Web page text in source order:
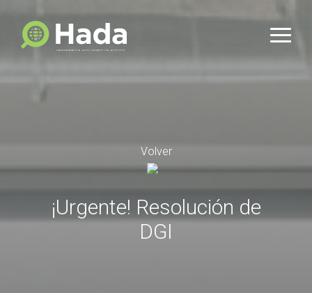
Volver
¡Urgente! Resolución de
DGI